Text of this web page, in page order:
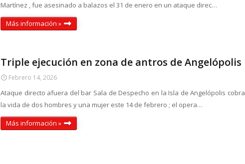
Martínez , fue asesinado a balazos el 31 de enero en un ataque direc…
Más información »
Triple ejecución en zona de antros de Angelópolis
Febrero 14, 2026
Ataque directo afuera del bar Sala de Despecho en la Isla de Angelópolis cobra
la vida de dos hombres y una mujer este 14 de febrero ; el opera…
Más información »